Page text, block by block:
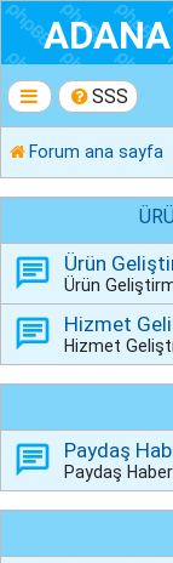
SSS
Forum ana sayfa
Ürün
Ürün
Hizmet
Hizmet
Paydaş
Paydaş